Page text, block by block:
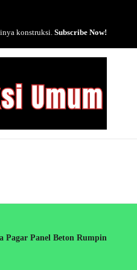
konstruksi.Subscribe Now!
Pagar Panel Beton Rumpin